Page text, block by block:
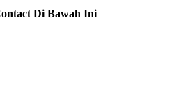
Di Bawah Ini